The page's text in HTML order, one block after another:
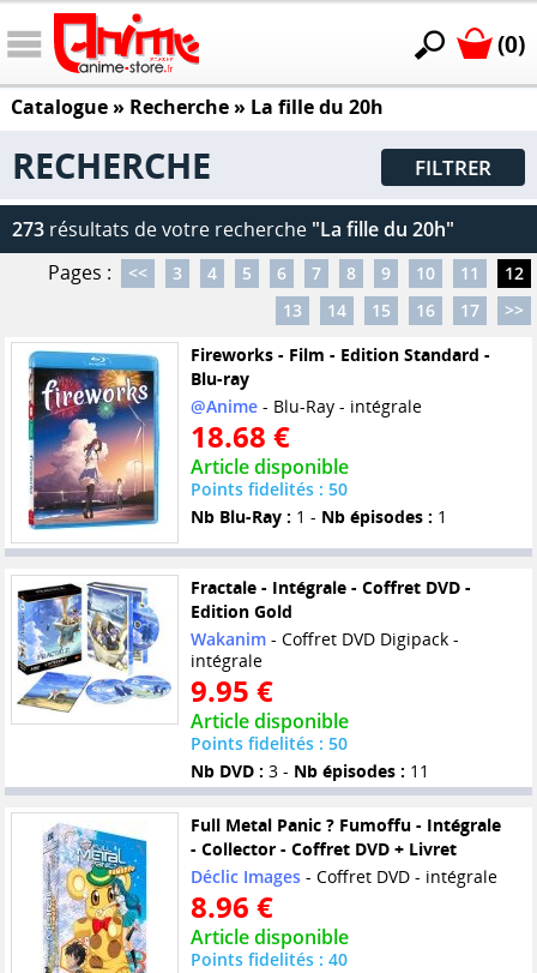
(0)
Catalogue» Recherche » La fille du 20h
RECHERCHE FILTRER
273 résultats de votre recherche "La fille du 20h"
Pages :
<< 3 4 5 6 7 8 9 10 11
12
13
14 15 16 17
>>
Fireworks - Film - Edition Standard -
Blu-ray
@Anime- Blu-Ray - intégrale
18.68 €
Article disponible
Points fidelités : 50
Nb Blu-Ray : 1 - Nb épisodes : 1
Fractale - Intégrale - Coffret DVD -
Edition Gold
Wakanim- Coffret DVD Digipack -
intégrale
9.95 €
Article disponible
Points fidelités : 50
Nb DVD : 3 - Nb épisodes : 11
Full Metal Panic ? Fumoffu - Intégrale
- Collector - Coffret DVD + Livret
Déclic Images- Coffret DVD - intégrale
8.96 €
Article disponible
Points fidelités : 40